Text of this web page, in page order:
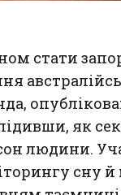
стати
як
людини.
сну